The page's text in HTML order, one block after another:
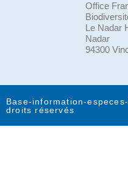
Office
Le Nadar
Nadar
94300
Base-information-
droits réservés